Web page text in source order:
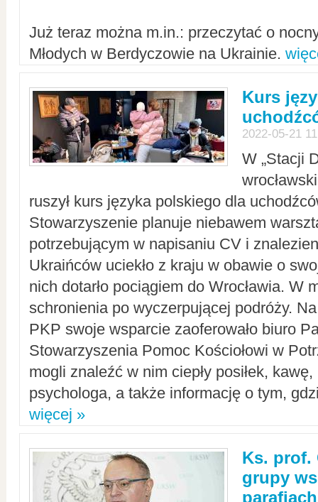
Już teraz można m.in.: przeczytać o
Młodych w Berdyczowie na Ukrainie.
Kurs
2022-05-21
W „Stacji
ruszył kurs języka polskiego dla
Stowarzyszenie planuje niebawem
potrzebującym w napisaniu CV i
Ukraińców uciekło z kraju w obawie o
nich dotarło pociągiem do Wrocławia. W
schronienia po wyczerpującej podróży.
PKP swoje wsparcie zaoferowało biuro
Stowarzyszenia Pomoc Kościołowi w
mogli znaleźć w nim ciepły posiłek,
psychologa, a także informację o tym,
więcej »
Ks. prof.
grupy
parafiach